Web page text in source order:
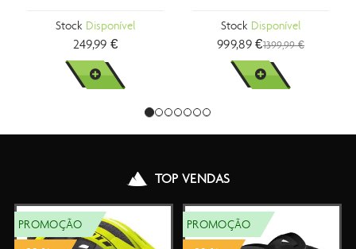
Stock Disponível
249,99 €
VER MAIS
Stock Disponível
999,89 €1399,99 €
VER MAIS
TOP VENDAS
PROMOÇÃO
PROMOÇÃO